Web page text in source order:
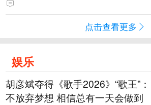
点击查看更多
娱乐
胡彦斌夺得《歌手2026》“歌王”：
不放弃梦想 相信总有一天会做到